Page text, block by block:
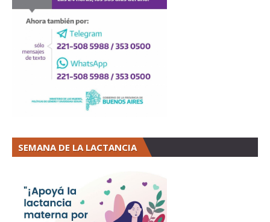
SEMANA DE LA LACTANCIA